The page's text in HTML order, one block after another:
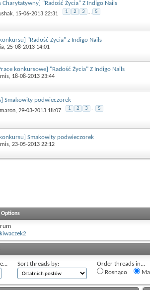
Charytatywny] "Radość Życia" Z Indigo Nails
, 15-06-2013 22:31 1 2 3 ... 5
"Radość Życia" z Indigo Nails
, 25-08-2013 14:01
konkursowe] "Radość Życia" Z Indigo Nails
, 18-08-2013 23:44
Smakowity podwieczorek
, 29-03-2013 18:07 1 2 3 ... 5
Smakowity podwieczorek
, 23-05-2013 22:12
kiwaczek2
Sort threads by:
Order threads in...
Rosnąco